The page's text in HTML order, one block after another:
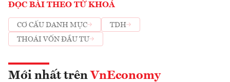
ĐỌC BÀI THEO TỪ KHOÁ
CƠ CẤU DANH MỤC
TDH
THOÁI VỐN ĐẦU TƯ
Mới nhất trên VnEconomy